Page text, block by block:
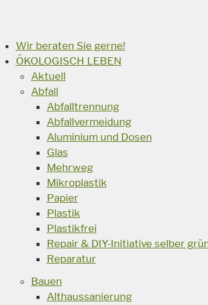
Wir beraten Sie gerne!
ÖKOLOGISCH LEBEN
Aktuell
Abfall
Abfalltrennung
Abfallvermeidung
Aluminium und Dosen
Glas
Mehrweg
Mikroplastik
Papier
Plastik
Plastikfrei
Repair & DIY-Initiative selber
Reparatur
Bauen
Althaussanierung